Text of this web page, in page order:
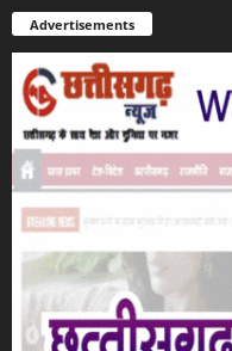
Advertisements